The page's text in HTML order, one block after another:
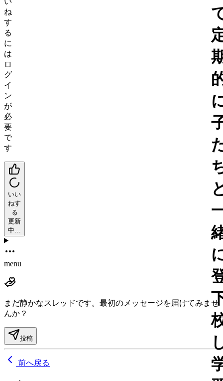
ね
す
る
に
は
ロ
グ
イ
ン
が
必
要
で
す
いい
ねす
る
更新
中…
menu
まだ静かなスレッドです。 最初のメッセージを届けてみませ
んか？
投稿
前へ戻る